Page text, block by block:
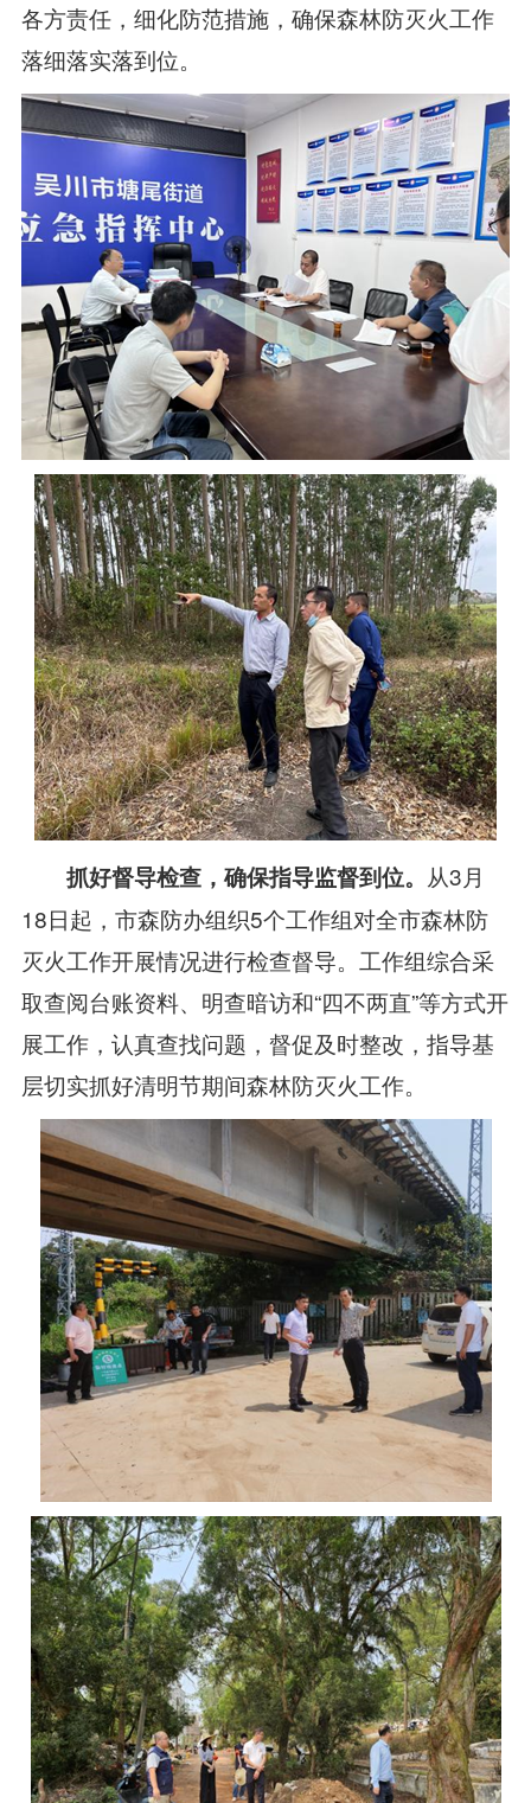
各方责任，细化防范措施，确保森林防灭火工作
落细落实落到位。
抓好督导检查，确保指导监督到位。 从3月
18日起，市森防办组织5个工作组对全市森林防
灭火工作开展情况进行检查督导。工作组综合采
取查阅台账资料、明查暗访和“四不两直”等方式开
展工作，认真查找问题，督促及时整改，指导基
层切实抓好清明节期间森林防灭火工作。